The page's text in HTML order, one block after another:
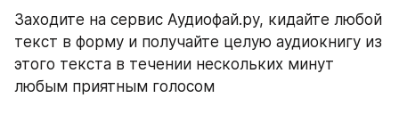
Заходите на сервис Аудиофай.ру, кидайте любой
текст в форму и получайте целую аудиокнигу из
этого текста в течении нескольких минут
любым приятным голосом